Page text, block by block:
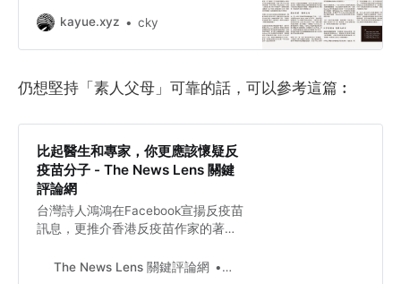
kayue.xyz cky
仍想堅持「素人父母」可靠的話，可以參考這篇︰
比起醫生和專家，你更應該懷疑反
疫苗分子 - The News Lens 關鍵
評論網
台灣詩人鴻鴻在Facebook宣揚反疫苗
訊息，更推介香港反疫苗作家的著
The News Lens 關鍵評論網
Kayue